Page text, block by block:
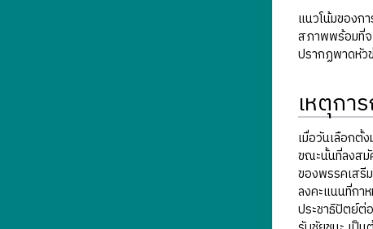
แนวโน้มของก
สภาพพร้อมที่จ
ปรากฏพาดหั
เหตุกา
เมื่อวันเลือกตั้
ขณะนั้นที่ลงสมั
ของพรรคเสรี
ลงคะแนนที่กา
ประชาธิปัตย์ต่